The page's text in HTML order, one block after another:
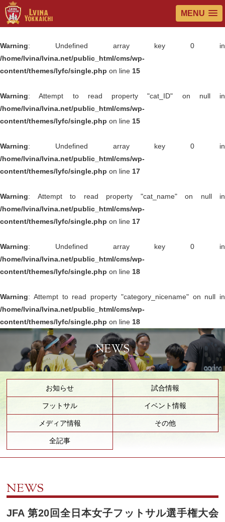
MENU
Warning: Undefined array key 0 in
/home/lvina/lvina.net/public_html/cms/wp-
content/themes/lyfc/single.php on line 15
Warning: Attempt to read property "cat_ID" on null in
/home/lvina/lvina.net/public_html/cms/wp-
content/themes/lyfc/single.php on line 15
Warning: Undefined array key 0 in
/home/lvina/lvina.net/public_html/cms/wp-
content/themes/lyfc/single.php on line 17
Warning: Attempt to read property "cat_name" on null in
/home/lvina/lvina.net/public_html/cms/wp-
content/themes/lyfc/single.php on line 17
Warning: Undefined array key 0 in
/home/lvina/lvina.net/public_html/cms/wp-
content/themes/lyfc/single.php on line 18
Warning: Attempt to read property "category_nicename" on null in
/home/lvina/lvina.net/public_html/cms/wp-
content/themes/lyfc/single.php on line 18
NEWS
お知らせ 試合情報
フットサル イベント情報
メディア情報 その他
全記事
NEWS
JFA 第20回全日本女子フットサル選手権大会